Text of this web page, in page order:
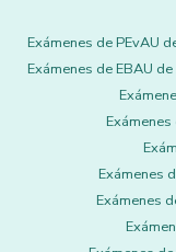
Exámenes de PEvAU
Exámenes de EBAU
Exámenes
Exámenes